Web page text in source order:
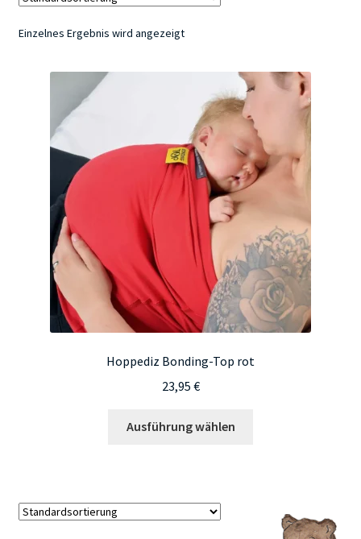
Kontakt
Einzelnes Ergebnis wird angezeigt
Hoppediz Bonding-Top rot
23,95 €
Ausführung wählen